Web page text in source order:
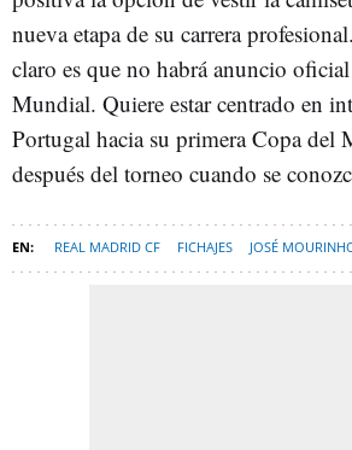
nueva etapa de su carrera
claro es que no habrá anuncio oficial
Mundial. Quiere estar centrado en
Portugal hacia su primera Copa del
después del torneo cuando se
REAL MADRID CF FICHAJES JOSÉ